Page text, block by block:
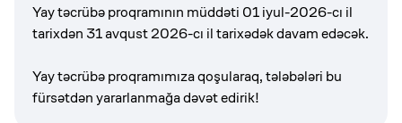
Yay təcrübə proqramının müddəti 01 iyul-2026-cı il
tarixdən 31 avqust 2026-cı il tarixədək davam edəcək.
Yay təcrübə proqramımıza qoşularaq, tələbələri bu
fürsətdən yararlanmağa dəvət edirik!